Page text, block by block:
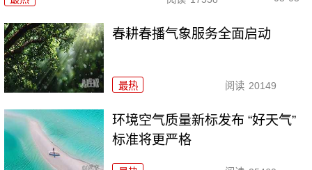
春耕春播气象服务全面启动
最热 阅读 20149
环境空气质量新标发布 “好天气”
标准将更严格